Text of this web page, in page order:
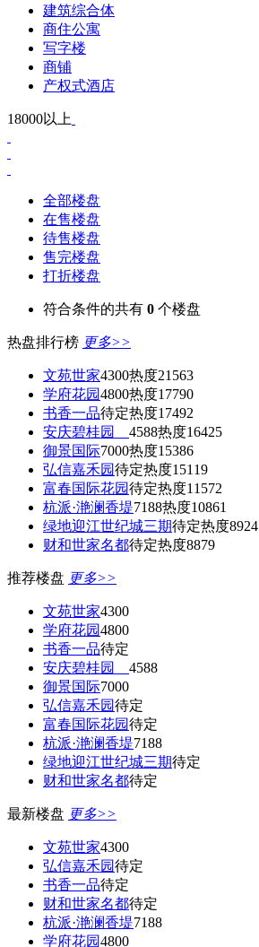
建筑综合体
商住公寓
写字楼
商铺
产权式酒店
18000以上
全部楼盘
在售楼盘
待售楼盘
售完楼盘
打折楼盘
符合条件的共有 0 个楼盘
热盘排行榜 更多>>
文苑世家4300热度21563
学府花园4800热度17790
书香一品待定热度17492
安庆碧桂园 4588热度16425
御景国际7000热度15386
弘信嘉禾园待定热度15119
富春国际花园待定热度11572
杭派·滟澜香堤7188热度10861
绿地迎江世纪城三期待定热度8924
财和世家名都待定热度8879
推荐楼盘 更多>>
文苑世家4300
学府花园4800
书香一品待定
安庆碧桂园 4588
御景国际7000
弘信嘉禾园待定
富春国际花园待定
杭派·滟澜香堤7188
绿地迎江世纪城三期待定
财和世家名都待定
最新楼盘 更多>>
文苑世家4300
弘信嘉禾园待定
书香一品待定
财和世家名都待定
杭派·滟澜香堤7188
学府花园4800